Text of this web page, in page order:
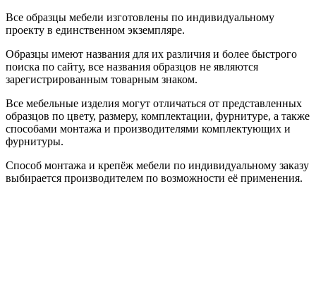
Все образцы мебели изготовлены по индивидуальному
проекту в единственном экземпляре.
Образцы имеют названия для их различия и более быстрого
поиска по сайту, все названия образцов не являются
зарегистрированным товарным знаком.
Все мебельные изделия могут отличаться от представленных
образцов по цвету, размеру, комплектации, фурнитуре, а также
способами монтажа и производителями комплектующих и
фурнитуры.
Способ монтажа и крепёж мебели по индивидуальному заказу
выбирается производителем по возможности её применения.